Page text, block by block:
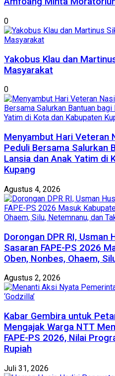
0
Yakobus Klau dan
Masyarakat
0
​Menyambut Hari Veteran
Peduli Bersama Salurkan
Lansia dan Anak Yatim di
Kupang
Agustus 4, 2026
Dorongan DPR RI, Usman
Sasaran FAPE-PS 2026
Oben, Nonbes, Ohaem,
Agustus 2, 2026
Kabar Gembira untuk
Mengajak Warga NTT
FAPE-PS 2026, Nilai
Rupiah
Juli 31, 2026